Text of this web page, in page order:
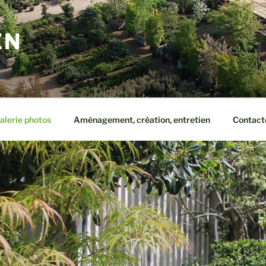
photos Aménagement, création, entretien